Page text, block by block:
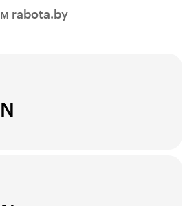
rabota.by